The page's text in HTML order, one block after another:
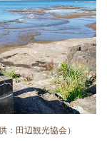
：田辺観光協会）